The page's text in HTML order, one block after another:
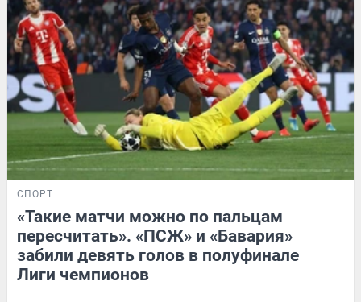
СПОРТ
«Такие матчи можно по пальцам
пересчитать». «ПСЖ» и «Бавария»
забили девять голов в полуфинале
Лиги чемпионов